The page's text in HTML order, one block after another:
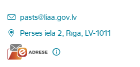
E-pasts:
pasts@liaa.gov.lv
Pērses iela 2, Rīga, LV-1011